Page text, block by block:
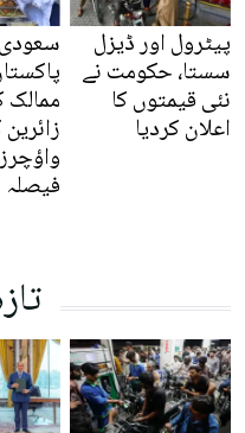
پیٹرول اور ڈیزل
سستا، حکومت نے
نئی قیمتوں کا
اعلان کردیا
فیصلہ